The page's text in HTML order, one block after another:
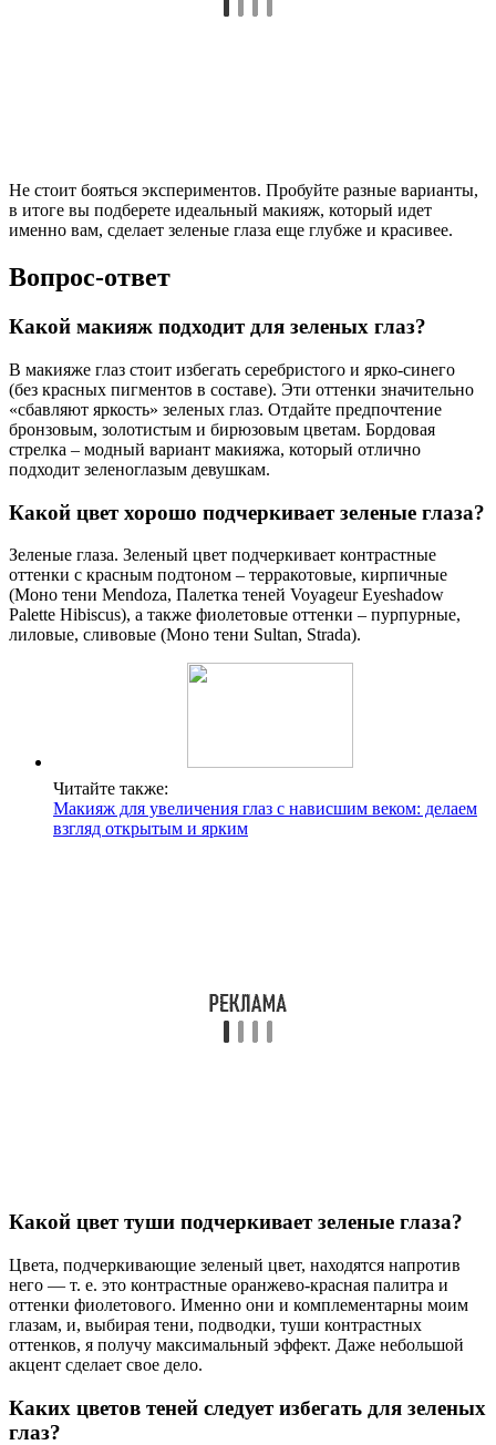
Не стоит бояться экспериментов. Пробуйте разные варианты,
в итоге вы подберете идеальный макияж, который идет
именно вам, сделает зеленые глаза еще глубже и красивее.
Вопрос-ответ
Какой макияж подходит для зеленых глаз?
В макияже глаз стоит избегать серебристого и ярко-синего
(без красных пигментов в составе). Эти оттенки значительно
«сбавляют яркость» зеленых глаз. Отдайте предпочтение
бронзовым, золотистым и бирюзовым цветам. Бордовая
стрелка – модный вариант макияжа, который отлично
подходит зеленоглазым девушкам.
Какой цвет хорошо подчеркивает зеленые глаза?
Зеленые глаза. Зеленый цвет подчеркивает контрастные
оттенки с красным подтоном – терракотовые, кирпичные
(Моно тени Mendoza, Палетка теней Voyageur Eyeshadow
Palette Hibiscus), а также фиолетовые оттенки – пурпурные,
лиловые, сливовые (Моно тени Sultan, Strada).
Читайте также:
Макияж для увеличения глаз с нависшим веком: делаем
взгляд открытым и ярким
Какой цвет туши подчеркивает зеленые глаза?
Цвета, подчеркивающие зеленый цвет, находятся напротив
него — т. е. это контрастные оранжево-красная палитра и
оттенки фиолетового. Именно они и комплементарны моим
глазам, и, выбирая тени, подводки, туши контрастных
оттенков, я получу максимальный эффект. Даже небольшой
акцент сделает свое дело.
Каких цветов теней следует избегать для зеленых
глаз?